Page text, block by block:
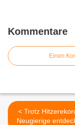
Kommentare
Einen
< Trotz Hitzerekord: Viele
Neugierige